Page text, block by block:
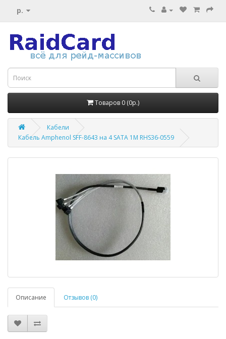
р.
Товаров 0 (0р.)
Кабели
Кабель Amphenol SFF-8643 на 4 SATA 1M RHS36-0559
Описание Отзывов (0)